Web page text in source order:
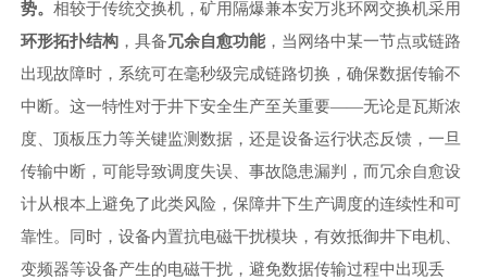
势。 相较于传统交换机，矿用隔爆兼本安万兆环网交换机采用
环形拓扑结构，具备冗余自愈功能，当网络中某一节点或链路
出现故障时，系统可在毫秒级完成链路切换，确保数据传输不
中断。这一特性对于井下安全生产至关重要——无论是瓦斯浓
度、顶板压力等关键监测数据，还是设备运行状态反馈，一旦
传输中断，可能导致调度失误、事故隐患漏判，而冗余自愈设
计从根本上避免了此类风险，保障井下生产调度的连续性和可
靠性。同时，设备内置抗电磁干扰模块，有效抵御井下电机、
变频器等设备产生的电磁干扰，避免数据传输过程中出现丢